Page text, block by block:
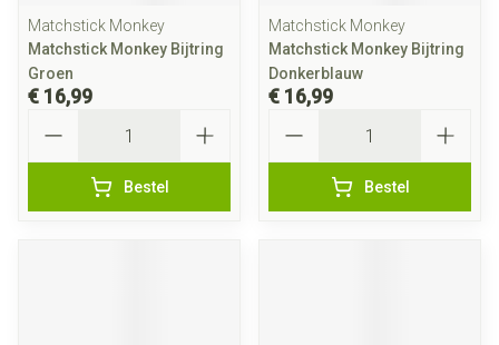
Matchstick Monkey
Matchstick Monkey Bijtring
Groen
€ 16,99
Bestel
Matchstick Monkey
Matchstick Monkey Bijtring
Donkerblauw
€ 16,99
Bestel